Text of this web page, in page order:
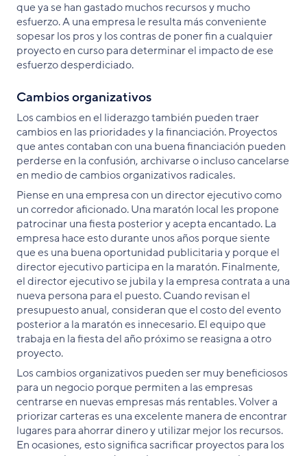
que ya se han gastado muchos recursos y mucho
esfuerzo. A una empresa le resulta más conveniente
sopesar los pros y los contras de poner fin a cualquier
proyecto en curso para determinar el impacto de ese
esfuerzo desperdiciado.
Cambios organizativos
Los cambios en el liderazgo también pueden traer
cambios en las prioridades y la financiación. Proyectos
que antes contaban con una buena financiación pueden
perderse en la confusión, archivarse o incluso cancelarse
en medio de cambios organizativos radicales.
Piense en una empresa con un director ejecutivo como
un corredor aficionado. Una maratón local les propone
patrocinar una fiesta posterior y acepta encantado. La
empresa hace esto durante unos años porque siente
que es una buena oportunidad publicitaria y porque el
director ejecutivo participa en la maratón. Finalmente,
el director ejecutivo se jubila y la empresa contrata a una
nueva persona para el puesto. Cuando revisan el
presupuesto anual, consideran que el costo del evento
posterior a la maratón es innecesario. El equipo que
trabaja en la fiesta del año próximo se reasigna a otro
proyecto.
Los cambios organizativos pueden ser muy beneficiosos
para un negocio porque permiten a las empresas
centrarse en nuevas empresas más rentables. Volver a
priorizar carteras es una excelente manera de encontrar
lugares para ahorrar dinero y utilizar mejor los recursos.
En ocasiones, esto significa sacrificar proyectos para los